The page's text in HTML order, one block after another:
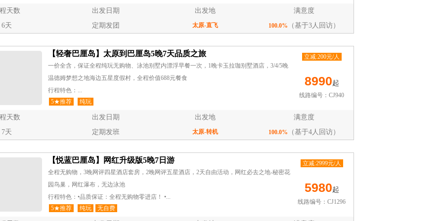
天数 出发日期 出发地
满意度
6天
定期发团 太原-直飞 100.0% （基于3人回访）
【轻奢巴厘岛】太原到巴厘岛5晚7天品质之旅
一价全含，保证全程纯玩无购物、泳池别墅内漂浮早餐一次，1晚卡玉拉珈别墅酒店，3/4/5晚
温德姆梦想之地海边五星度假村，全程价值688元餐食
行程特色：...
5★推荐
纯玩
立减:200元/人
8990起
线路编号：CJ940
天数 出发日期 出发地
满意度
7天
定期发班 太原-转机 100.0% （基于4人回访）
【悦蓝巴厘岛】网红升级版5晚7日游
全程无购物，3晚网评四星酒店套房，2晚网评五星酒店，2天自由活动，网红必去之地-秘密花
园鸟巢，网红瀑布，无边泳池
行程特色：•品质保证：全程无购物零进店！ •...
5★推荐
纯玩 无自费
立减:2999元/人
5980起
线路编号：CJ1296